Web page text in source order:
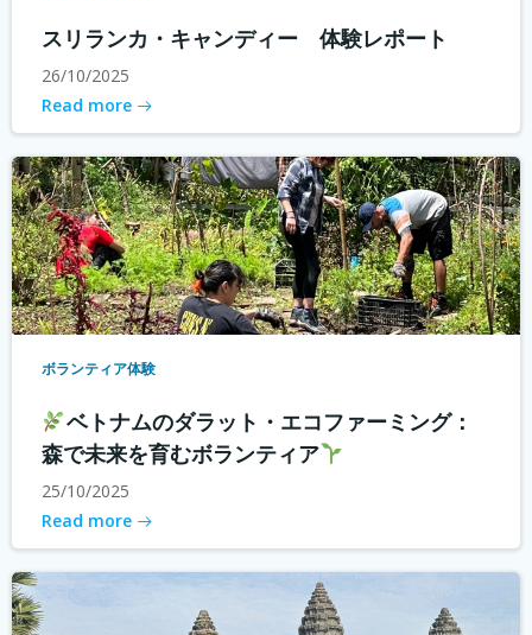
スリランカ・キャンディー 体験レポート
26/10/2025
Read more
ボランティア体験
ベトナムのダラット・エコファーミング：
森で未来を育むボランティア
25/10/2025
Read more